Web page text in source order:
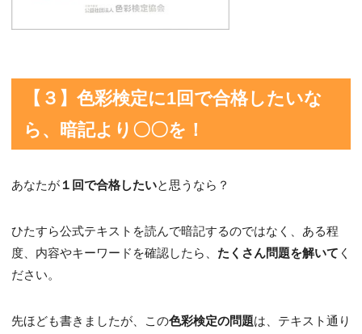
【３】色彩検定に1回で合格したいな
ら、暗記より〇〇を！
あなたが１回で合格したいと思うなら？
ひたすら公式テキストを読んで暗記するのではなく、ある程
度、内容やキーワードを確認したら、 たくさん問題を解いて く
ださい。
先ほども書きましたが、この色彩検定の問題は、テキスト通り